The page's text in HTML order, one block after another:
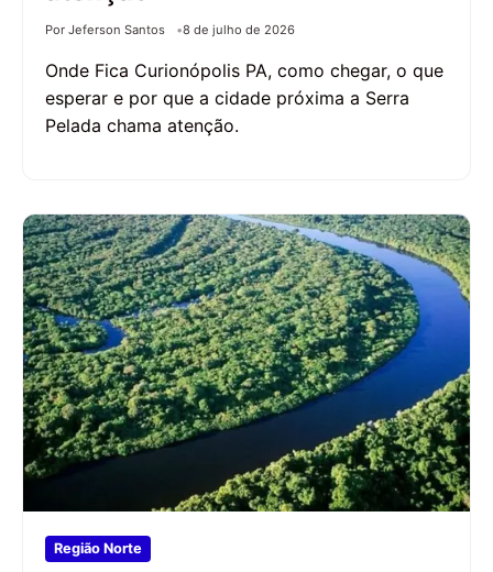
Por Jeferson Santos 8 de julho de 2026
Onde Fica Curionópolis PA, como chegar, o que
esperar e por que a cidade próxima a Serra
Pelada chama atenção.
Região Norte